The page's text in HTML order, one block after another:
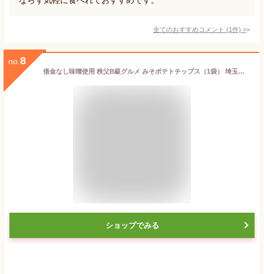
全てのおすすめコメント (1件) >
no. 8
借金なし味噌使用 秩父B級グルメ みそポテトチップス（1袋） 埼玉 お土産 ポテくまくん帰省ギザポテトポテチみそぽてとおみやげおつまみスナック日本酒 ビールワインバレンタインホワイトデー 父の日ギフト 母の日ギフト 10P01Oct16【smtb-TD】【saitama】
ショップでみる